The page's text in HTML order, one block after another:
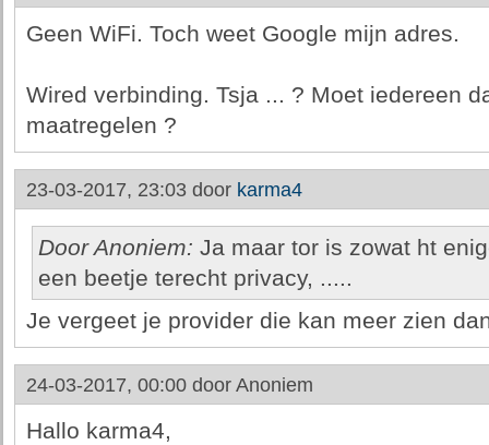
Geen WiFi. Toch weet Google mijn adres.
Wired verbinding. Tsja ... ? Moet iedereen
maatregelen ?
23-03-2017, 23:03 door karma4
Door Anoniem: Ja maar tor is zowat ht
een beetje terecht privacy, .....
Je vergeet je provider die kan meer zien
24-03-2017, 00:00 door Anoniem
Hallo karma4,